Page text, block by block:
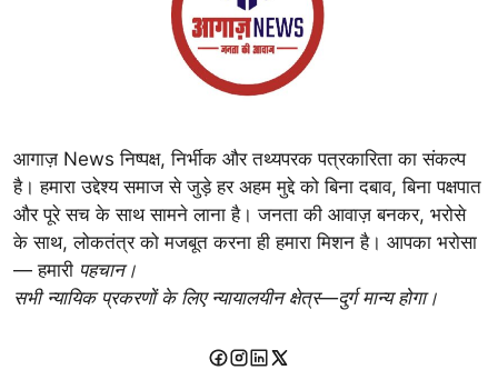
आगाज़ News निष्पक्ष, निर्भीक और तथ्यपरक पत्रकारिता का संकल्प
है। हमारा उद्देश्य समाज से जुड़े हर अहम मुद्दे को बिना दबाव, बिना पक्षपात
और पूरे सच के साथ सामने लाना है। जनता की आवाज़ बनकर, भरोसे
के साथ, लोकतंत्र को मजबूत करना ही हमारा मिशन है। आपका भरोसा
— हमारी पहचान।
सभी न्यायिक प्रकरणों के लिए न्यायालयीन क्षेत्र—दुर्ग मान्य होगा।